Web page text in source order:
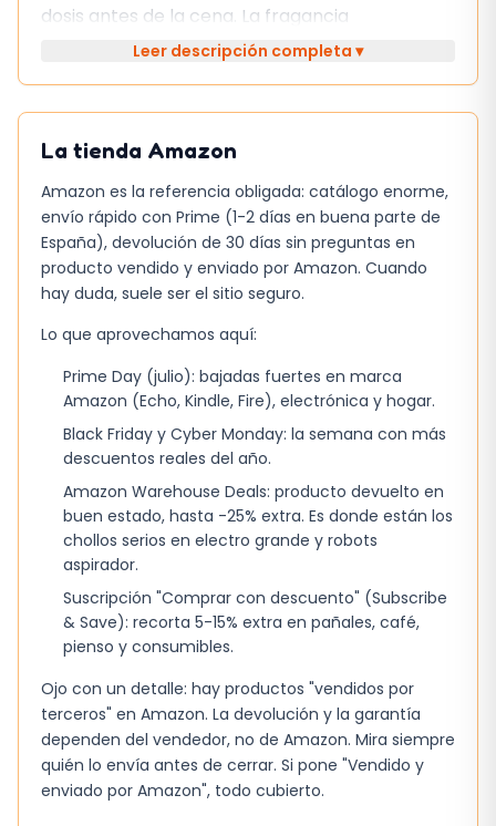
dosis antes de la cena. La fragancia
floral‑afrutada no abruma, pero sí deja un
Resulta cómoda para llevar en el bolso de
mano; el atomizador de 250 ml no ocupa
mucho espacio y, a diferencia de algunos
sprays más grandes, no pesa demasiado. Para
una mochila de trabajo o una bolsa de
gimnasio, el envase cabe sin problema y se
puede usar en cualquier momento del día.
Lo bueno, lo regular y lo que no
termina de convencer
En lo positivo destaca la duración moderada: la
fragancia se mantiene perceptible entre 4 y
6 horas, suficiente para la mayoría de jornadas
sin necesidad de reaplicar constantemente. El
aroma combina notas de flor y fruta de forma
equilibrada, sin que ninguna domine
excesivamente.
En el aspecto regular, el nivel de proyección no
es tan alto como en algunas brumas de nicho;
si se busca un perfume que deje una estela
marcada, esta opción puede resultar discreta.
Además, el envase de plástico, aunque
Leer descripción completa ▾
La tienda Amazon
Amazon es la referencia obligada: catálogo enorme,
envío rápido con Prime (1-2 días en buena parte de
España), devolución de 30 días sin preguntas en
producto vendido y enviado por Amazon. Cuando
hay duda, suele ser el sitio seguro.
Lo que aprovechamos aquí:
Prime Day (julio): bajadas fuertes en marca
Amazon (Echo, Kindle, Fire), electrónica y hogar.
Black Friday y Cyber Monday: la semana con más
descuentos reales del año.
Amazon Warehouse Deals: producto devuelto en
buen estado, hasta -25% extra. Es donde están los
chollos serios en electro grande y robots
aspirador.
Suscripción "Comprar con descuento" (Subscribe
& Save): recorta 5-15% extra en pañales, café,
pienso y consumibles.
Ojo con un detalle: hay productos "vendidos por
terceros" en Amazon. La devolución y la garantía
dependen del vendedor, no de Amazon. Mira siempre
quién lo envía antes de cerrar. Si pone "Vendido y
enviado por Amazon", todo cubierto.